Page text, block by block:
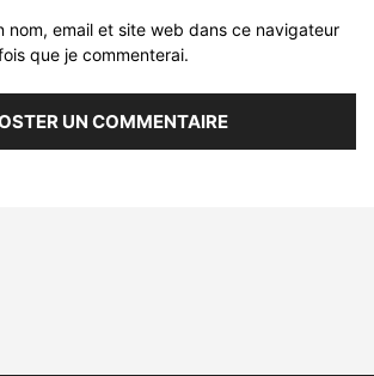
nom, email et site web dans ce navigateur
que je commenterai.